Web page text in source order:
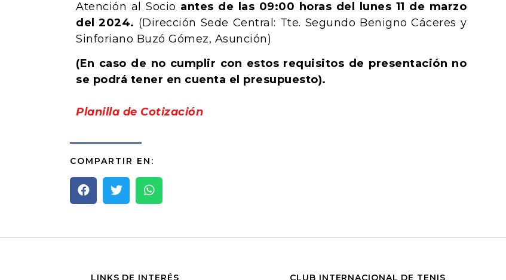
Atención al Socio antes de las 09:00 horas del lunes 11 de marzo
del 2024. (Dirección Sede Central: Tte. Segundo Benigno Cáceres y
Sinforiano Buzó Gómez, Asunción)
(En caso de no cumplir con estos requisitos de presentación no
se podrá tener en cuenta el presupuesto).
Planilla de Cotización
COMPARTIR EN:
LINKS DE INTERÉS CLUB INTERNACIONAL DE TENIS